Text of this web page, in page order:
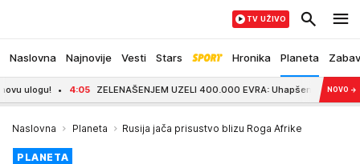
Naslovna Najnovije Vesti Stars Hronika Planeta
TV UŽIVO
4:05 ZELENAŠENJEM UZELI 400.000 EVRA: Uhapšena dvojica u Ulcinju
NOVO →
Naslovna Planeta Rusija jača prisustvo blizu Roga Afrike
PLANETA